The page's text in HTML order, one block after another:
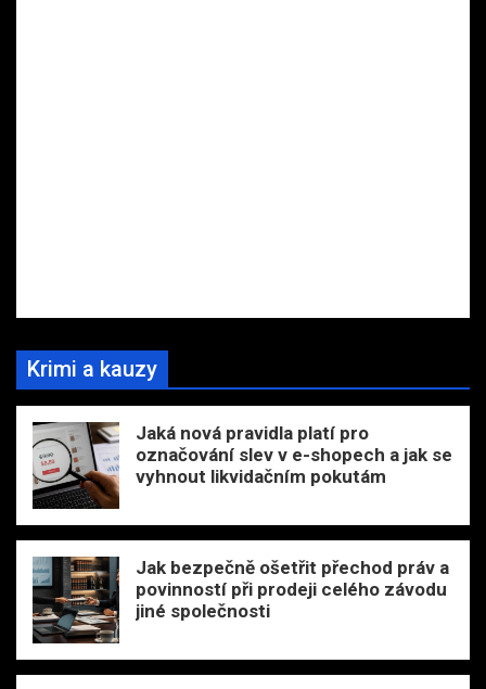
Krimi a kauzy
Jaká nová pravidla platí pro
označování slev v e-shopech a jak se
vyhnout likvidačním pokutám
Jak bezpečně ošetřit přechod práv a
povinností při prodeji celého závodu
jiné společnosti